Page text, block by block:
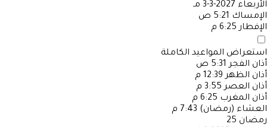
الأربعاء 2027-3-3 مـ
الإمساك 5:21 ص
الإفطار 6:25 م
استعراض المواعيد الكاملة
أذان الفجر 5:31 ص
أذان الظهر 12:39 م
أذان العصر 3:55 م
أذان المغرب 6:25 م
العشاء (رمضان) 7:43 م
رمضان 25